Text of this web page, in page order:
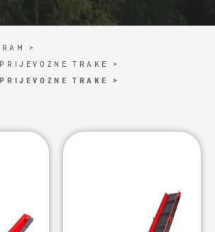
>
TRAKE >
TRAKE >